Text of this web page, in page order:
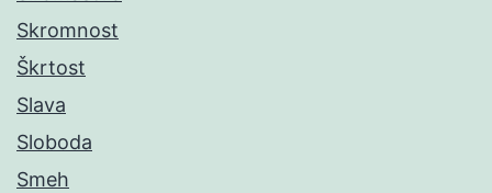
Skromnost
Škrtost
Slava
Sloboda
Smeh